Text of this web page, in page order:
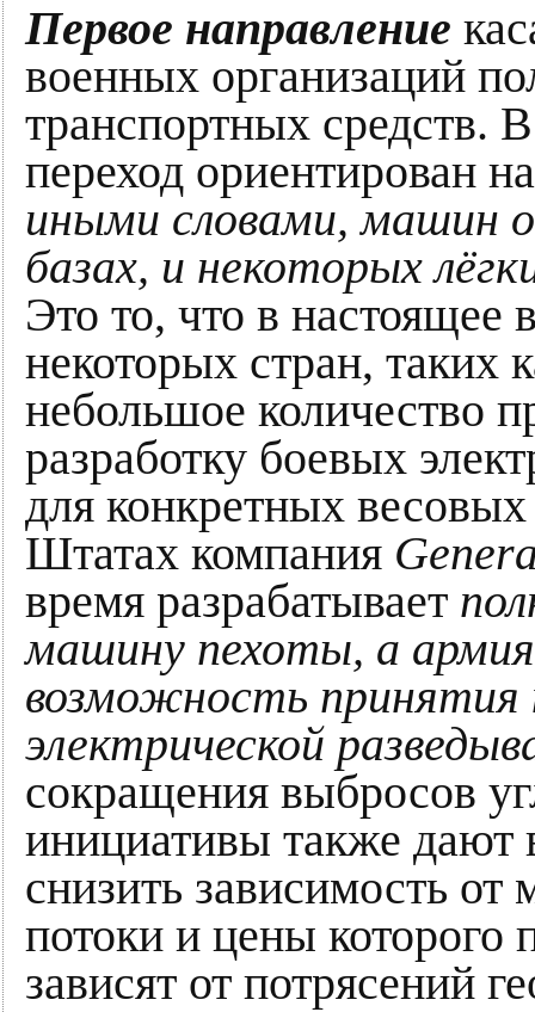
Первое направление
военных организаций
транспортных средств.
переход ориентирован
иными словами, машин
базах, и некоторых
Это то, что в настоящее
некоторых стран, таких
небольшое количество
разработку боевых
для конкретных
Штатах компания
время разрабатывает
машину пехоты, а
возможность принятия
электрической
сокращения выбросов
инициативы также дают
снизить зависимость
потоки и цены
зависят от потрясений